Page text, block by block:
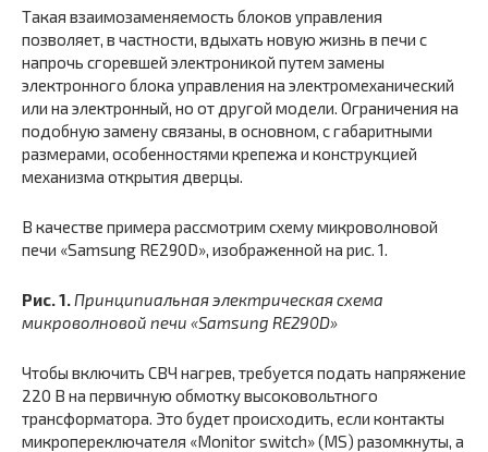
Такая взаимозаменяемость блоков управления
позволяет, в частности, вдыхать новую жизнь в печи с
напрочь сгоревшей электроникой путем замены
электронного блока управления на электромеханический
или на электронный, но от другой модели. Ограничения на
подобную замену связаны, в основном, с габаритными
размерами, особенностями крепежа и конструкцией
механизма открытия дверцы.
В качестве примера рассмотрим схему микроволновой
печи «Samsung RE290D», изображенной на рис. 1.
Рис. 1.Принципиальная электрическая схема
микроволновой печи «Samsung RE290D»
Чтобы включить СВЧ нагрев, требуется подать напряжение
220 В на первичную обмотку высоковольтного
трансформатора. Это будет происходить, если контакты
микропереключателя «Monitor switch» (MS) разомкнуты, а